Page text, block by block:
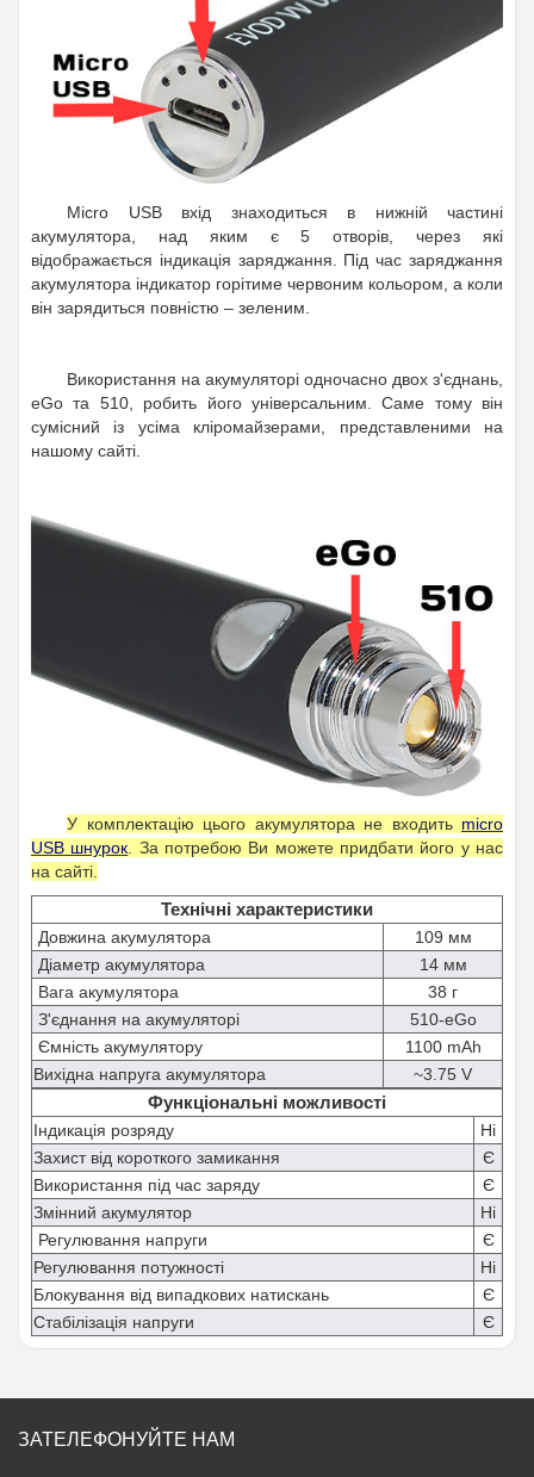
Micro USB вхід знаходиться в нижній частині
акумулятора, над яким є 5 отворів, через які
відображається індикація заряджання. Під час заряджання
акумулятора індикатор горітиме червоним кольором, а коли
він зарядиться повністю – зеленим.
Використання на акумуляторі одночасно двох з'єднань,
eGo та 510, робить його універсальним. Саме тому він
сумісний із усіма кліромайзерами, представленими на
нашому сайті.
У комплектацію цього акумулятора не входить micro
USB шнурок . За потребою Ви можете придбати його у нас
на сайті.
Технічні характеристики
Довжина акумулятора
109 мм
Діаметр акумулятора
14 мм
Вага акумулятора
38 г
З'єднання на акумуляторі
510-eGo
Ємність акумулятору
1100 mAh
Вихідна напруга акумулятора
~3.75 V
Функціональні можливості
Індикація розряду
Ні
Захист від короткого замикання
Є
Використання під час заряду
Є
Змінний акумулятор
Ні
Регулювання напруги
Є
Регулювання потужності
Ні
Блокування від випадкових натискань
Є
Стабілізація напруги
Є
ЗАТЕЛЕФОНУЙТЕ НАМ